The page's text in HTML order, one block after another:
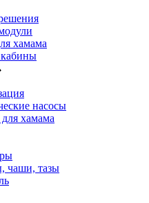
хамама
насосы
хамама
чаши, тазы